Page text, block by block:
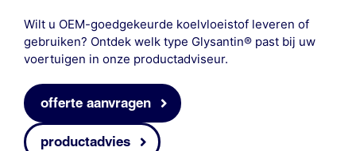
Wilt u OEM-goedgekeurde koelvloeistof leveren of
gebruiken? Ontdek welk type Glysantin® past bij uw
voertuigen in onze productadviseur.
offerte aanvragen
productadvies